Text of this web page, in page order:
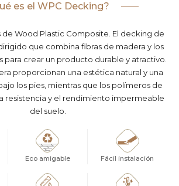
es el WPC Decking?
de Wood Plastic Composite. El decking de
que combina fibras de madera y los
para crear un producto durable y atractivo.
proporcionan una estética natural y una
los pies, mientras que los polímeros de
resistencia y el rendimiento impermeable
del suelo.
Eco amigable Fácil instalación